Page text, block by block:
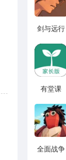
剑与远行
版 vv1.14
有堂课
全面战争